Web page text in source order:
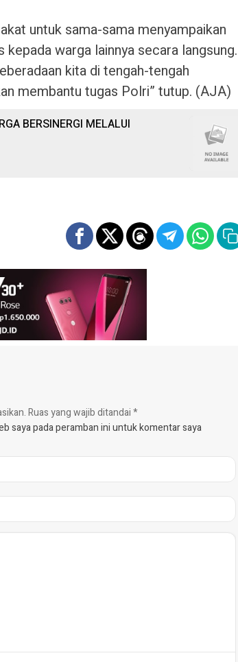
untuk sama-sama menyampaikan
warga lainnya secara langsung.
kita di tengah-tengah
membantu tugas Polri” tutup. (AJA)
BERSINERGI MELALUI
Ruas yang wajib ditandai*
saya pada peramban ini untuk komentar saya